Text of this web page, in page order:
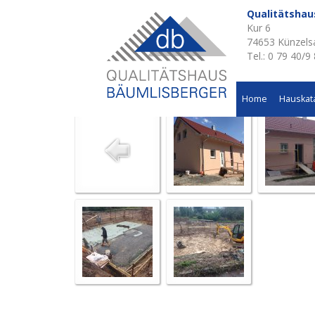
Kur 6
74653
Tel.: 0 79 40/9
Home
Aktuelle Baustellen -
Wohnhausneubau in Pfedelbach